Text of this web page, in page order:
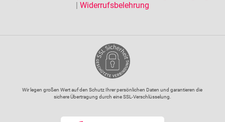
Widerrufsbelehrung
Wir legen großen Wert auf den Schutz Ihrer persönlichen Daten und garantieren die
sichere Übertragung durch eine SSL-Verschlüsselung.